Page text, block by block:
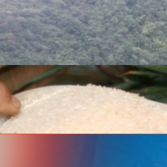
puente terminado si no
de lo permitido por el